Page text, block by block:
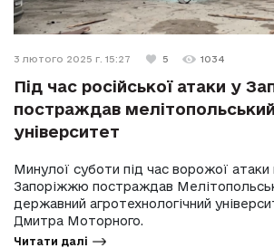
3 лютого 2025 г. 15:27 5 1034
Під час російської атаки у
постраждав мелітопольський
університет
Минулої суботи під час ворожої атаки
Запоріжжю постраждав
державний агротехнологічний
Дмитра Моторного.
Читати далі